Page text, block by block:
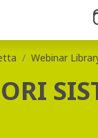
Webinar